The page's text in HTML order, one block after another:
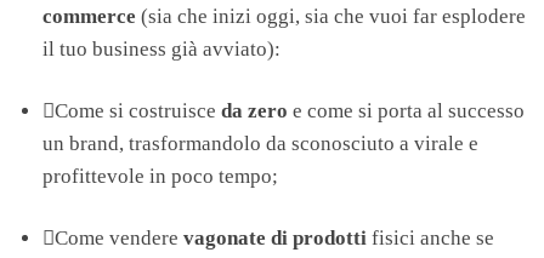
commerce (sia che inizi oggi, sia che vuoi far esplodere
il tuo business già avviato):
Come si costruisce da zero e come si porta al successo
un brand, trasformandolo da sconosciuto a virale e
profittevole in poco tempo;
Come vendere vagonate di prodotti fisici anche se